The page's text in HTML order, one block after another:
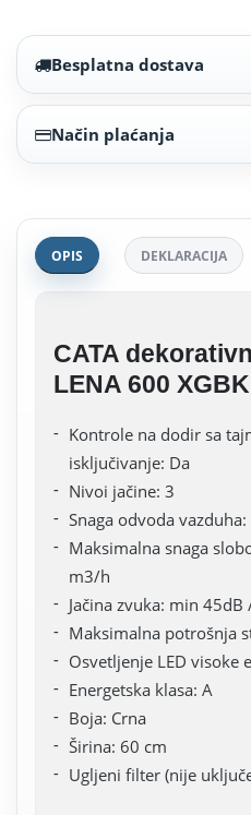
Besplatna dostava
Način plaćanja
OPIS DEKLARACIJA
CATA
LENA 600 XGBK
Kontrole na dodir sa
isključivanje: Da
Nivoi jačine: 3
Snaga odvoda
Maksimalna snaga
m3/h
Jačina zvuka: min
Maksimalna potrošnja
Osvetljenje LED visoke
Energetska klasa: A
Boja: Crna
Širina: 60 cm
Ugljeni filter (nije